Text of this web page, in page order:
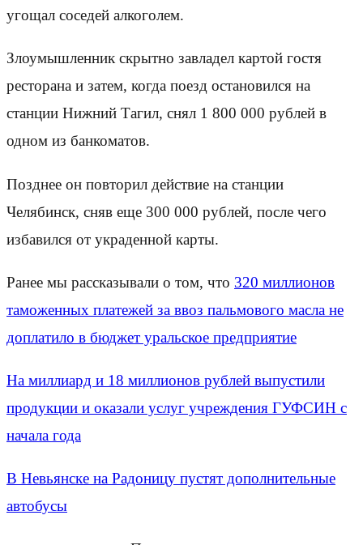
угощал соседей алкоголем.
Злоумышленник скрытно завладел картой гостя
ресторана и затем, когда поезд остановился на
станции Нижний Тагил, снял 1 800 000 рублей в
одном из банкоматов.
Позднее он повторил действие на станции
Челябинск, сняв еще 300 000 рублей, после чего
избавился от украденной карты.
Ранее мы рассказывали о том, что 320 миллионов
таможенных платежей за ввоз пальмового масла не
доплатило в бюджет уральское предприятие
На миллиард и 18 миллионов рублей выпустили
продукции и оказали услуг учреждения ГУФСИН с
начала года
В Невьянске на Радоницу пустят дополнительные
автобусы